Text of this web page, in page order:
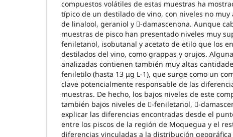
compuestos volátiles de estas muestras ha
típico de un destilado de vino, con niveles no
de linalool, geraniol y -damascenona. Aunque
muestras de pisco han presentado niveles muy
feniletanol, isobutanal y acetato de etilo que los
destilados del vino, como grappas y orujos.
analizadas contienen también muy altas
feniletilo (hasta 13 μg L-1), que surge como un
clave potencialmente responsable de las
muestras. De hecho, los bajos niveles de este
también bajos niveles de -feniletanol, -
explicar las diferencias encontradas desde el
entre los piscos de la región de Moquegua y el
diferencias vinculadas a la distribución